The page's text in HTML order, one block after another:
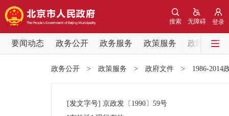
登录
无障碍
搜索
要闻动态 政务公开 政务服务 政策服务
政民互动
党中央精神
政务公开 > 政策服务 > 政府文件 > 1986-2014
[发文字号] 京政发 〔1990〕 59号